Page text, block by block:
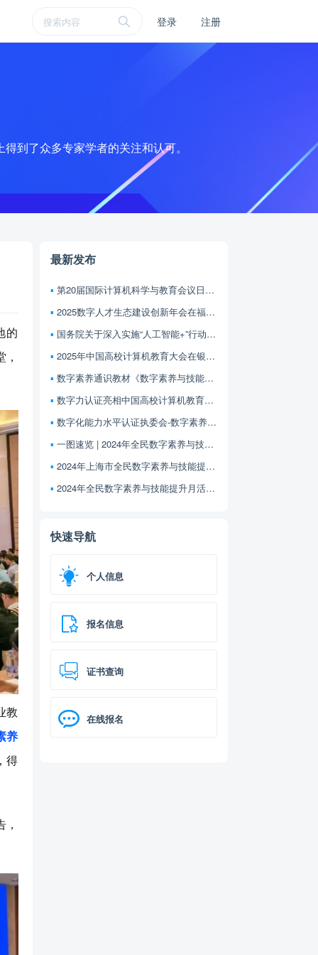
登录 注册
到了众多专家学者的关注和认可。
的
教
养
得
最新发布
第20届国际计算机科学与教育会议日程抢先看
2025数字人才生态建设创新年会在福州召开
国务院关于深入实施“人工智能+”行动的意见（节选）
2025年中国高校计算机教育大会在银川召开
数字素养通识教材《数字素养与技能导论》正式出版
数字力认证亮相中国高校计算机教育大会
数字化能力水平认证执委会-数字素养与技能课程体系与教材研讨会暨数字素养教材推荐会在线召开
一图速览 | 2024年全民数字素养与技能提升月
2024年上海市全民数字素养与技能提升月活动启动
2024年全民数字素养与技能提升月活动启动
快速导航
个人信息
报名信息
证书查询
在线报名